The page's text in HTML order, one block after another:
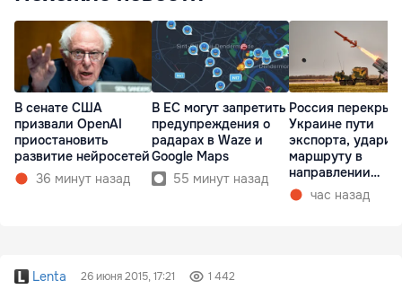
В сенате США
призвали OpenAI
приостановить
развитие нейросетей
36 минут назад
В ЕС могут запретить
предупреждения о
радарах в Waze и
Google Maps
55 минут назад
Россия
Украине пути
экспорта, ударив
маршруту в
направлении
Молдовы
час назад
Lenta 26 июня 2015, 17:21 1 442